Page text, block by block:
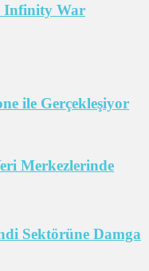
Infinity War
ile Gerçekleşiyor
Merkezlerinde
Sektörüne Damga